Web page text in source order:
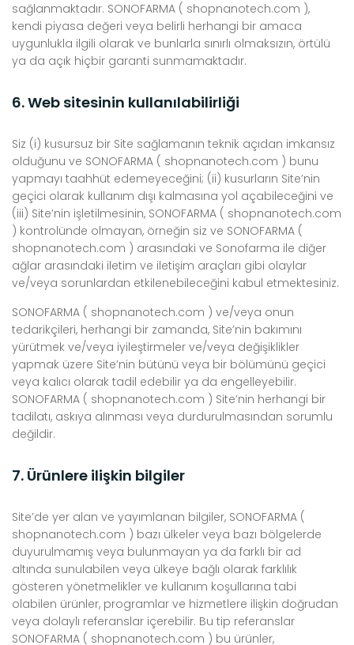
sağlanmaktadır. SONOFARMA ( shopnanotech.com ),
kendi piyasa değeri veya belirli herhangi bir amaca
uygunlukla ilgili olarak ve bunlarla sınırlı olmaksızın, örtülü
ya da açık hiçbir garanti sunmamaktadır.
6. Web sitesinin kullanılabilirliği
Siz (i) kusursuz bir Site sağlamanın teknik açıdan imkansız
olduğunu ve SONOFARMA ( shopnanotech.com ) bunu
yapmayı taahhüt edemeyeceğini; (ii) kusurların Site’nin
geçici olarak kullanım dışı kalmasına yol açabileceğini ve
(iii) Site’nin işletilmesinin, SONOFARMA ( shopnanotech.com
) kontrolünde olmayan, örneğin siz ve SONOFARMA (
shopnanotech.com ) arasındaki ve Sonofarma ile diğer
ağlar arasındaki iletim ve iletişim araçları gibi olaylar
ve/veya sorunlardan etkilenebileceğini kabul etmektesiniz.
SONOFARMA ( shopnanotech.com ) ve/veya onun
tedarikçileri, herhangi bir zamanda, Site’nin bakımını
yürütmek ve/veya iyileştirmeler ve/veya değişiklikler
yapmak üzere Site’nin bütünü veya bir bölümünü geçici
veya kalıcı olarak tadil edebilir ya da engelleyebilir.
SONOFARMA ( shopnanotech.com ) Site’nin herhangi bir
tadilatı, askıya alınması veya durdurulmasından sorumlu
değildir.
7. Ürünlere ilişkin bilgiler
Site’de yer alan ve yayımlanan bilgiler, SONOFARMA (
shopnanotech.com ) bazı ülkeler veya bazı bölgelerde
duyurulmamış veya bulunmayan ya da farklı bir ad
altında sunulabilen veya ülkeye bağlı olarak farklılık
gösteren yönetmelikler ve kullanım koşullarına tabi
olabilen ürünler, programlar ve hizmetlere ilişkin doğrudan
veya dolaylı referanslar içerebilir. Bu tip referanslar
SONOFARMA ( shopnanotech.com ) bu ürünler,